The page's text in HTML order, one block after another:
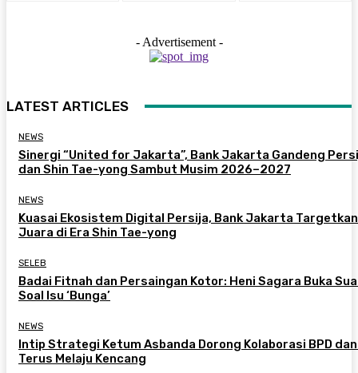
- Advertisement -
LATEST ARTICLES
NEWS
Sinergi “United for Jakarta”, Bank Jakarta Gandeng
dan Shin Tae-yong Sambut Musim 2026–2027
NEWS
Kuasai Ekosistem Digital Persija, Bank Jakarta Targetkan
Juara di Era Shin Tae-yong
SELEB
Badai Fitnah dan Persaingan Kotor: Heni Sagara Buka
Soal Isu ‘Bunga’
NEWS
Intip Strategi Ketum Asbanda Dorong Kolaborasi BPD dan
Terus Melaju Kencang